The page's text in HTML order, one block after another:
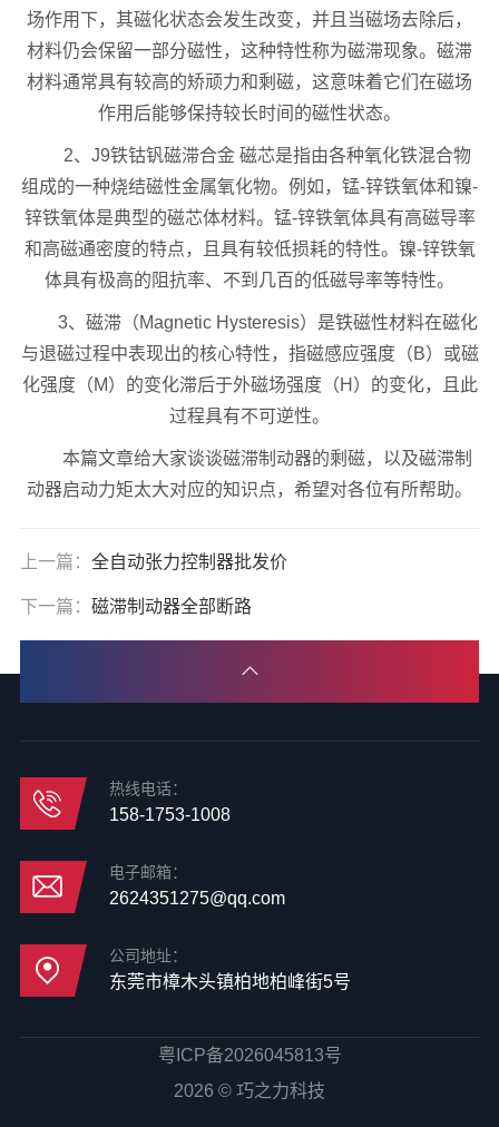
场作用下，其磁化状态会发生改变，并且当磁场去除后，
材料仍会保留一部分磁性，这种特性称为磁滞现象。磁滞
材料通常具有较高的矫顽力和剩磁，这意味着它们在磁场
作用后能够保持较长时间的磁性状态。
2、J9铁钴钒磁滞合金 磁芯是指由各种氧化铁混合物
组成的一种烧结磁性金属氧化物。例如，锰-锌铁氧体和镍-
锌铁氧体是典型的磁芯体材料。锰-锌铁氧体具有高磁导率
和高磁通密度的特点，且具有较低损耗的特性。镍-锌铁氧
体具有极高的阻抗率、不到几百的低磁导率等特性。
3、磁滞（Magnetic Hysteresis）是铁磁性材料在磁化
与退磁过程中表现出的核心特性，指磁感应强度（B）或磁
化强度（M）的变化滞后于外磁场强度（H）的变化，且此
过程具有不可逆性。
本篇文章给大家谈谈磁滞制动器的剩磁，以及磁滞制
动器启动力矩太大对应的知识点，希望对各位有所帮助。
上一篇： 全自动张力控制器批发价
下一篇： 磁滞制动器全部断路
热线电话：
158-1753-1008
电子邮箱：
2624351275@qq.com
公司地址：
东莞市樟木头镇柏地柏峰街5号
粤ICP备2026045813号
2026 © 巧之力科技